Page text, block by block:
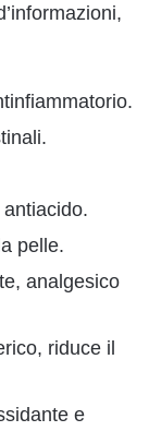
pelle.
analgesico
riduce il
e